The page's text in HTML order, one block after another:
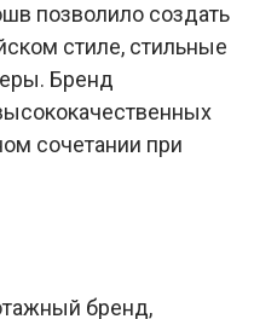
позволило создать
стиле, стильные
Бренд
сочетании при
бренд,